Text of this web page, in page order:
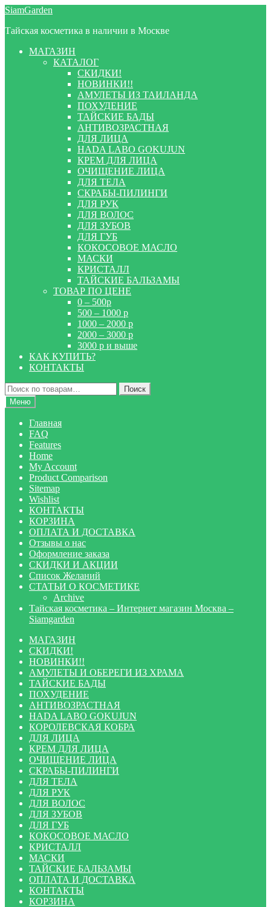
Перейти
навигации
Перейти
содержимому
SiamGarden
Тайская косметика в наличии в Москве
МАГАЗИН
КАТАЛОГ
СКИДКИ!
НОВИНКИ!!
АМУЛЕТЫ ИЗ ТАИЛАНДА
ПОХУДЕНИЕ
ТАЙСКИЕ БАДЫ
АНТИВОЗРАСТНАЯ
ДЛЯ ЛИЦА
HADA LABO GOKUJUN
КРЕМ ДЛЯ ЛИЦА
ОЧИЩЕНИЕ ЛИЦА
ДЛЯ ТЕЛА
СКРАБЫ-ПИЛИНГИ
ДЛЯ РУК
ДЛЯ ВОЛОС
ДЛЯ ЗУБОВ
ДЛЯ ГУБ
КОКОСОВОЕ МАСЛО
МАСКИ
КРИСТАЛЛ
ТАЙСКИЕ БАЛЬЗАМЫ
ТОВАР ПО ЦЕНЕ
0 – 500р
500 – 1000 р
1000 – 2000 р
2000 – 3000 р
3000 р и выше
КАК КУПИТЬ?
КОНТАКТЫ
Искать:
Поиск
Меню
Главная
FAQ
Features
Home
My Account
Product Comparison
Sitemap
Wishlist
КОНТАКТЫ
КОРЗИНА
ОПЛАТА И ДОСТАВКА
Отзывы о нас
Оформление заказа
СКИДКИ И АКЦИИ
Список Желаний
СТАТЬИ О КОСМЕТИКЕ
Archive
Тайская косметика – Интернет магазин Москва –
Siamgarden
МАГАЗИН
СКИДКИ!
НОВИНКИ!!
АМУЛЕТЫ И ОБЕРЕГИ ИЗ ХРАМА
ТАЙСКИЕ БАДЫ
ПОХУДЕНИЕ
АНТИВОЗРАСТНАЯ
HADA LABO GOKUJUN
КОРОЛЕВСКАЯ КОБРА
ДЛЯ ЛИЦА
КРЕМ ДЛЯ ЛИЦА
ОЧИЩЕНИЕ ЛИЦА
СКРАБЫ-ПИЛИНГИ
ДЛЯ ТЕЛА
ДЛЯ РУК
ДЛЯ ВОЛОС
ДЛЯ ЗУБОВ
ДЛЯ ГУБ
КОКОСОВОЕ МАСЛО
КРИСТАЛЛ
МАСКИ
ТАЙСКИЕ БАЛЬЗАМЫ
ОПЛАТА И ДОСТАВКА
КОНТАКТЫ
КОРЗИНА